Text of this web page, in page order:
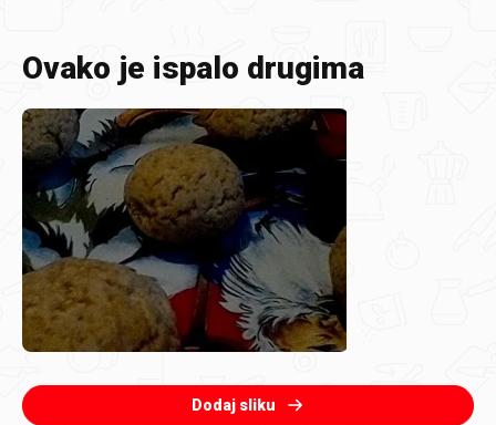
Ovako je ispalo drugima
Dodaj sliku